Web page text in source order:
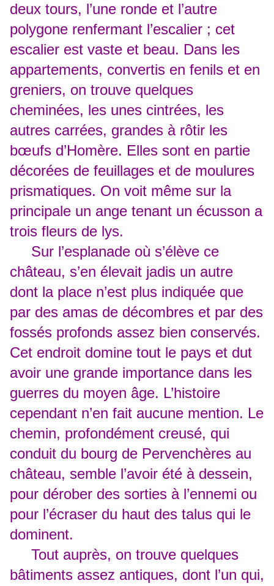
deux tours, l’une ronde et l’autre
polygone renfermant l’escalier ; cet
escalier est vaste et beau. Dans les
appartements, convertis en fenils et en
greniers, on trouve quelques
cheminées, les unes cintrées, les
autres carrées, grandes à rôtir les
bœufs d’Homère. Elles sont en partie
décorées de feuillages et de moulures
prismatiques. On voit même sur la
principale un ange tenant un écusson a
trois fleurs de lys.
Sur l’esplanade où s’élève ce
château, s’en élevait jadis un autre
dont la place n’est plus indiquée que
par des amas de décombres et par des
fossés profonds assez bien conservés.
Cet endroit domine tout le pays et dut
avoir une grande importance dans les
guerres du moyen âge. L’histoire
cependant n’en fait aucune mention. Le
chemin, profondément creusé, qui
conduit du bourg de Pervenchères au
château, semble l’avoir été à dessein,
pour dérober des sorties à l’ennemi ou
pour l’écraser du haut des talus qui le
dominent.
Tout auprès, on trouve quelques
bâtiments assez antiques, dont l’un qui,